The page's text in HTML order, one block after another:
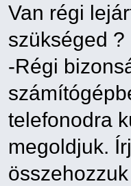
Van régi
szükséged
-Régi
telefonodra
megoldjuk.